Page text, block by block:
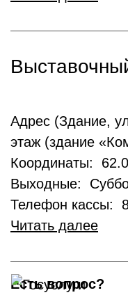
Адрес (Здание,
этаж (здание
Координаты:
Выходные:
Телефон кассы:
Читать далее
Есть вопрос?